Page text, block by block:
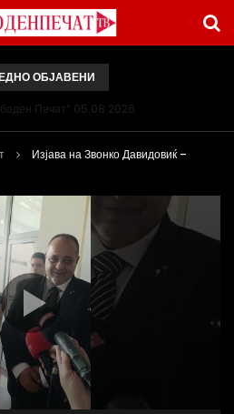
ОБЈАВЕНИ
Печат“ 05.08.2026
Изјава на Звонко Давидовиќ –